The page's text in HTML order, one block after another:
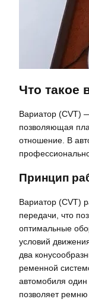
Что такое
Вариатор (CVT)
позволяющая
отношение. В
Принцип
Вариатор (CVT)
передачи, что
оптимальные
условий
два
ременной
автомобиля
позволяет